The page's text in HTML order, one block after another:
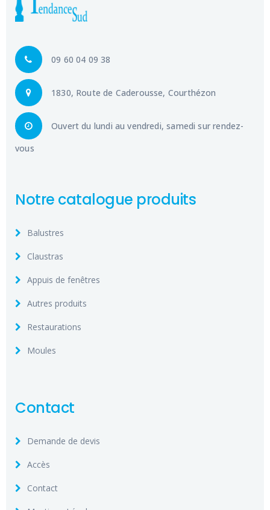
09 60 04 09 38
1830, Route de Caderousse, Courthézon
Ouvert du lundi au vendredi, samedi sur rendez-
vous
Notre catalogue produits
Balustres
Claustras
Appuis de fenêtres
Autres produits
Restaurations
Moules
Contact
Demande de devis
Accès
Contact